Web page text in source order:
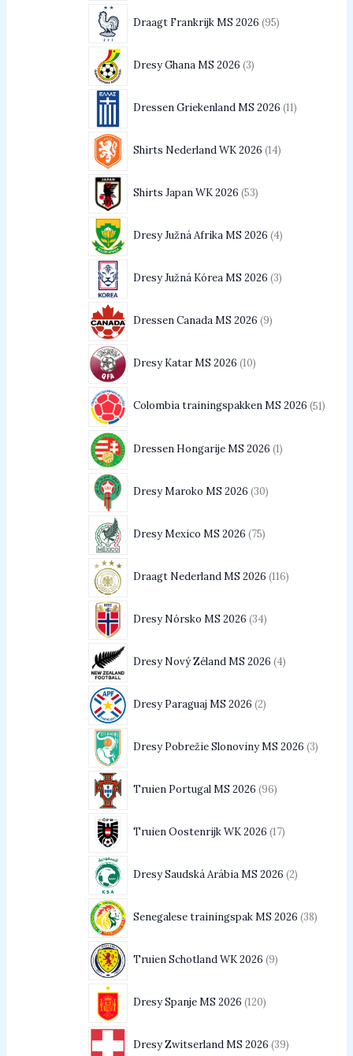
Draagt Frankrijk MS 2026 95
Dresy Ghana MS 2026 3
Dressen Griekenland MS 2026 11
Shirts Nederland WK 2026 14
Shirts Japan WK 2026 53
Dresy Južná Afrika MS 2026 4
Dresy Južná Kórea MS 2026 3
Dressen Canada MS 2026 9
Dresy Katar MS 2026 10
Colombia trainingspakken MS 2026 51
Dressen Hongarije MS 2026 1
Dresy Maroko MS 2026 30
Dresy Mexico MS 2026 75
Draagt Nederland MS 2026 116
Dresy Nórsko MS 2026 34
Dresy Nový Zéland MS 2026 4
Dresy Paraguaj MS 2026 2
Dresy Pobrežie Slonoviny MS 2026 3
Truien Portugal MS 2026 96
Truien Oostenrijk WK 2026 17
Dresy Saudská Arábia MS 2026 2
Senegalese trainingspak MS 2026 38
Truien Schotland WK 2026 9
Dresy Spanje MS 2026 120
Dresy Zwitserland MS 2026 39